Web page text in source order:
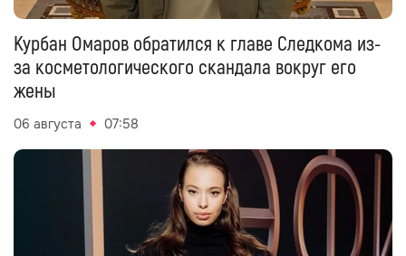
Курбан Омаров обратился к главе Следкома из-
за косметологического скандала вокруг его
жены
06 августа 07:58